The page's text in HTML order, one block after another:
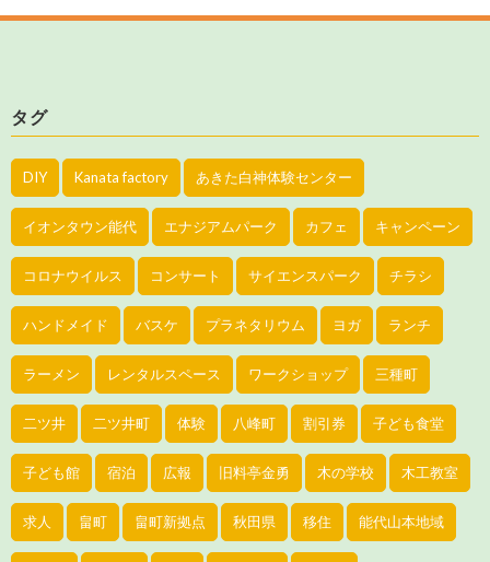
タグ
DIY Kanata factory あきた白神体験センター
イオンタウン能代 エナジアムパーク カフェ キャンペーン
コロナウイルス コンサート サイエンスパーク チラシ
ハンドメイド バスケ プラネタリウム ヨガ ランチ
ラーメン レンタルスペース ワークショップ 三種町
二ツ井 二ツ井町 体験 八峰町 割引券 子ども食堂
子ども館 宿泊 広報 旧料亭金勇 木の学校 木工教室
求人 畠町 畠町新拠点 秋田県 移住 能代山本地域